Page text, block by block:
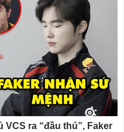
VCS ra “đầu thú”, Faker